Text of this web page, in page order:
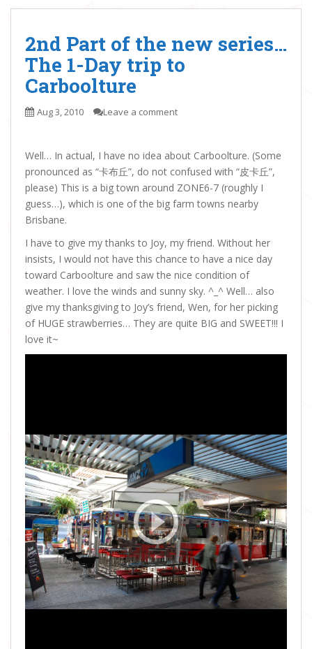
2nd Part of the new series…
The 1-Day trip to
Carboolture
Aug 3, 2010 Leave a comment
Well… In actual, I have no idea about Carboolture. (Some
pronounced as “卡布丘”, do not confused with “皮卡丘”,
please) This is a big town around ZONE6-7 (roughly I
guess…), which is one of the big farm towns nearby
Brisbane.
I have to give my thanks to Joy, my friend. Without her
insists, I would not have this chance to have a nice day
toward Carboolture and saw the nice condition of
weather. I love the winds and sunny sky. ^_^ Well… also
give my thanksgiving to Joy’s friend, Wen, for her picking
of HUGE strawberries… They are quite BIG and SWEET!!! I
love it~